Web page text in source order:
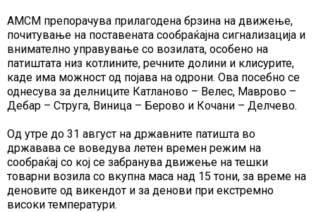
АМСМ препорачува прилагодена брзина на движење,
почитување на поставената сообраќајна сигнализација и
внимателно управување со возилата, особено на
патиштата низ котлините, речните долини и клисурите,
каде има можност од појава на одрони. Ова посебно се
однесува за делниците Катланово – Велес, Маврово –
Дебар – Струга, Виница – Берово и Кочани – Делчево.
Од утре до 31 август на државните патишта во
државава се воведува летен времен режим на
сообраќај со кој се забранува движење на тешки
товарни возила со вкупна маса над 15 тони, за време на
деновите од викендот и за денови при екстремно
високи температури.